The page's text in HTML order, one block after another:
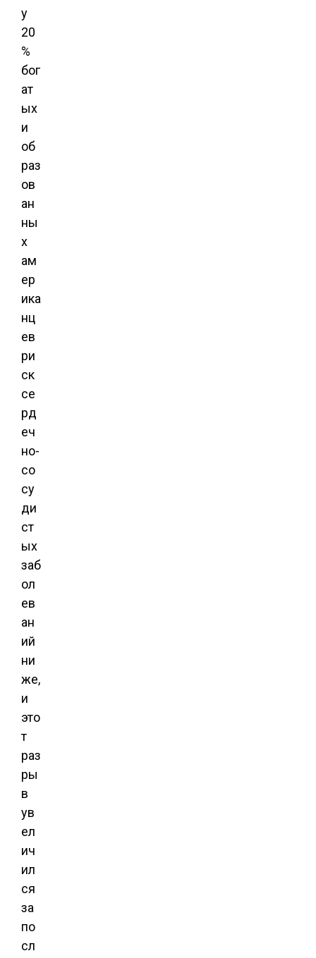
у
20
%
бог
ат
ых
и
об
раз
ов
ан
ны
х
ам
ер
ика
нц
ев
ри
ск
се
рд
еч
но-
со
су
ди
ст
ых
заб
ол
ев
ан
ий
ни
же,
и
это
т
раз
ры
в
ув
ел
ич
ил
ся
за
по
сл